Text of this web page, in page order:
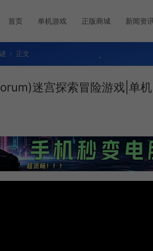
首页 单机游戏 正版商城 新闻资
正文
迷宫探索冒险游戏|单